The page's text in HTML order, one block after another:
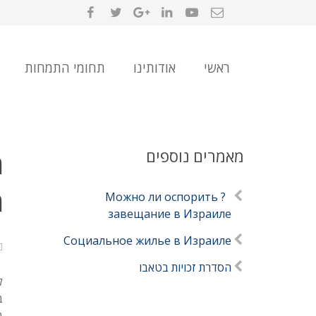
ראשי אודותינו תחומי התמחות
מאמרים נוספים
? Можно ли оспорить
завещание в Израиле
Социальное жилье в Израиле
הסדרת זכויות בטאבו